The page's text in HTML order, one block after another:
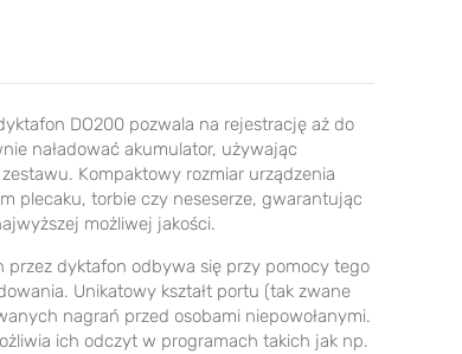
DO200 pozwala na rejestrację aż do
naładować akumulator, używając
Kompaktowy rozmiar urządzenia
plecaku, torbie czy neseserze, gwarantując
możliwej jakości.
dyktafon odbywa się przy pomocy tego
Unikatowy kształt portu (tak zwane
nagrań przed osobami niepowołanymi.
ich odczyt w programach takich jak np.